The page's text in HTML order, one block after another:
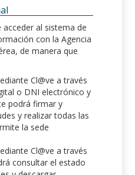
al sistema de
con la Agencia
de manera que
Cl@ve a través
o DNI electrónico y
podrá firmar y
y realizar todas las
la sede
Cl@ve a través
consultar el estado